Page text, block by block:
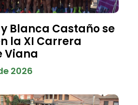
y Blanca Castaño se
la XI Carrera
Viana
2026